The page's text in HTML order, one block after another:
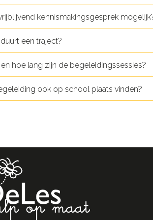
kennismakingsgesprek
een traject?
en hoe lang zijn de begeleidingssessies?
ook op school plaats vinden?